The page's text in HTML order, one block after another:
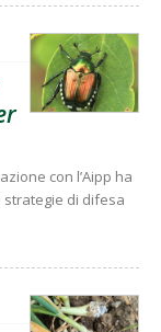
con l’Aipp ha
di difesa